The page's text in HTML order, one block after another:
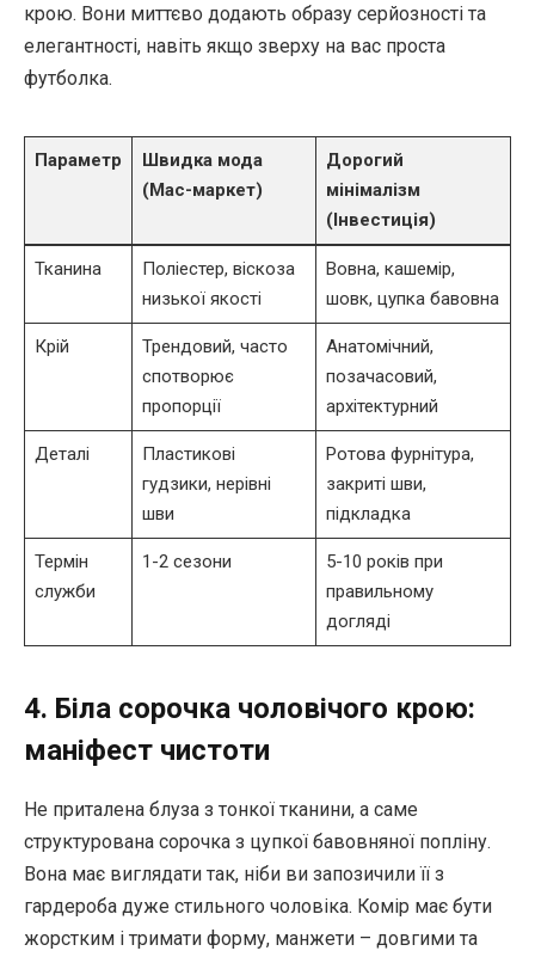
крою. Вони миттєво додають образу серйозності та
елегантності, навіть якщо зверху на вас проста
футболка.
Параметр
Швидка мода
(Мас-маркет)
Дорогий
мінімалізм
(Інвестиція)
Тканина
Поліестер, віскоза
низької якості
Вовна, кашемір,
шовк, цупка бавовна
Крій
Трендовий, часто
спотворює
пропорції
Анатомічний,
позачасовий,
архітектурний
Деталі
Пластикові
гудзики, нерівні
шви
Ротова фурнітура,
закриті шви,
підкладка
Термін
служби
1-2 сезони
5-10 років при
правильному
догляді
4. Біла сорочка чоловічого крою:
маніфест чистоти
Не приталена блуза з тонкої тканини, а саме
структурована сорочка з цупкої бавовняної попліну.
Вона має виглядати так, ніби ви запозичили її з
гардероба дуже стильного чоловіка. Комір має бути
жорстким і тримати форму, манжети – довгими та